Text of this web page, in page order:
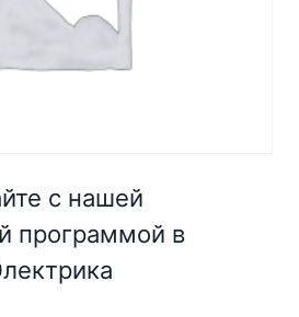
с нашей
программой в